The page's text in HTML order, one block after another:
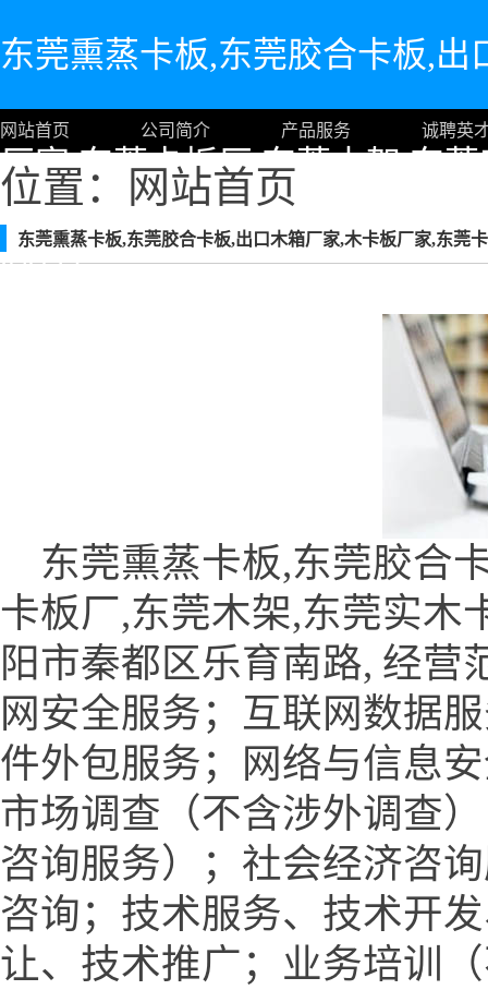
东莞熏蒸卡板,东莞胶合卡板,出
厂家,东莞卡板厂,东莞木架,东
制品]
网站首页 公司简介 产品服务 诚聘英
位置： 网站首页
东莞熏蒸卡板,东莞胶合卡板,出口木箱厂家,木卡板厂家,东莞
东莞熏蒸卡板,东莞胶合
卡板厂,东莞木架,东莞实木
阳市秦都区乐育南路, 经
网安全服务；互联网数据
件外包服务；网络与信息
市场调查（不含涉外调查
咨询服务）；社会经济咨
咨询；技术服务、技术开
让、技术推广；业务培训